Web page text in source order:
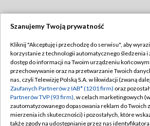
TVP
Abonament TVP
Emisja w TVP
Centrum informacji TVP
Naziemna Telewizja Cyfrowa
Regulamin TVP
Polityka prywatności
Moje zgody
Pomoc
Szanujemy Twoją prywatność
Kliknij "Akceptuję i przechodzę do serwisu", aby
korzystanie z technologii automatycznego śledzenia i
dostęp do informacji na Twoim urządzeniu końcowym
przechowywanie oraz na przetwarzanie Twoich
nas, czyli Telewizję Polską S.A. w likwidacji (zwaną
Zaufanych Partnerów z IAB* (1201 firm) oraz
Partnerów TVP (93 firm), w celach marketingowych
zautomatyzowanego dopasowania reklam do Twoich
mierzenia ich skuteczności) i pozostałych, które
także zgody na udostępnianie przez nas identyfikatora